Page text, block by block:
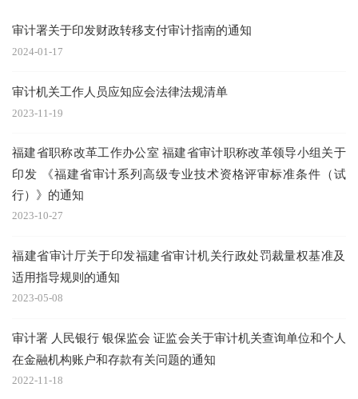
审计署关于印发财政转移支付审计指南的通知
2024-01-17
审计机关工作人员应知应会法律法规清单
2023-11-19
福建省职称改革工作办公室 福建省审计职称改革领导小组关于
印发 《福建省审计系列高级专业技术资格评审标准条件（试
行）》的通知
2023-10-27
福建省审计厅关于印发福建省审计机关行政处罚裁量权基准及
适用指导规则的通知
2023-05-08
审计署 人民银行 银保监会 证监会关于审计机关查询单位和个人
在金融机构账户和存款有关问题的通知
2022-11-18